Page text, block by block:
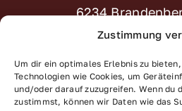
Zustimmung
Um dir ein optimales Erlebnis zu
Technologien wie Cookies, um
und/oder darauf zuzugreifen. Wenn du
zustimmst, können wir Daten wie das
6234
Social: –>